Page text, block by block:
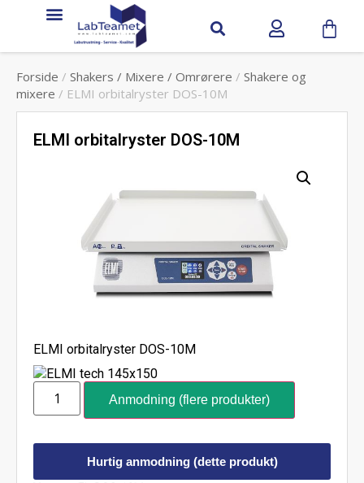
Forside / Shakers / Mixere / Omrørere / Shakere og
mixere / ELMI orbitalryster DOS-10M
ELMI orbitalryster DOS-10M
ELMI orbitalryster DOS-10M
Anmodning (flere produkter)
Hurtig anmodning (dette produkt)